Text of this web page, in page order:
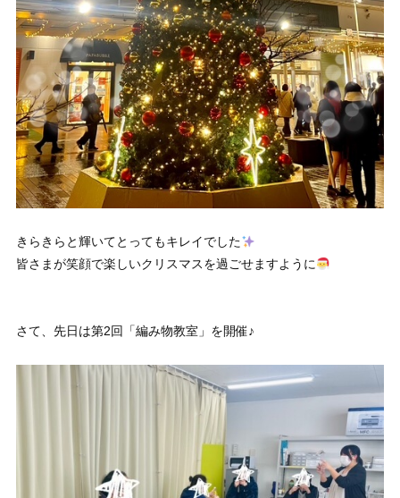
きらきらと輝いてとってもキレイでした
皆さまが笑顔で楽しいクリスマスを過ごせますように
さて、先日は第2回「編み物教室」を開催♪